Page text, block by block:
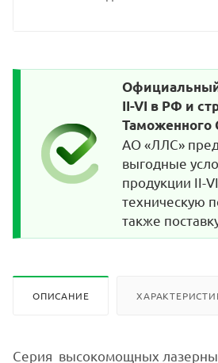
II-VI в РФ и
Таможенного
АО «ЛЛС»
выгодные
продукции II-
техническую
также
ОПИСАНИЕ
Серия высокомощных